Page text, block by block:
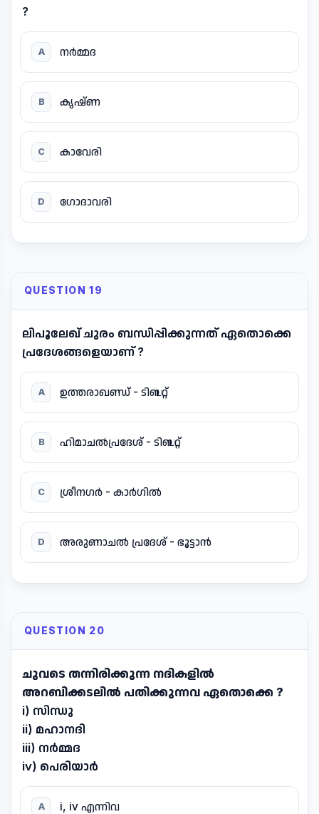
?
A നർമ്മദ
B കൃഷ്ണ
C കാവേരി
D ഗോദാവരി
QUESTION 19
ലിപൂലേഖ് ചുരം ബന്ധിപ്പിക്കുന്നത് ഏതൊക്കെ
പ്രദേശങ്ങളെയാണ് ?
A ഉത്തരാഖണ്ഡ് - ടിബറ്റ്
B ഹിമാചൽപ്രദേശ് - ടിബറ്റ്
C ശ്രീനഗർ - കാർഗിൽ
D അരുണാചൽ പ്രദേശ് - ഭൂട്ടാൻ
QUESTION 20
ചുവടെ തന്നിരിക്കുന്ന നദികളിൽ
അറബിക്കടലിൽ പതിക്കുന്നവ ഏതൊക്കെ ?
i) സിന്ധു
ii) മഹാനദി
iii) നർമ്മദ
iv) പെരിയാർ
A i, iv എന്നിവ